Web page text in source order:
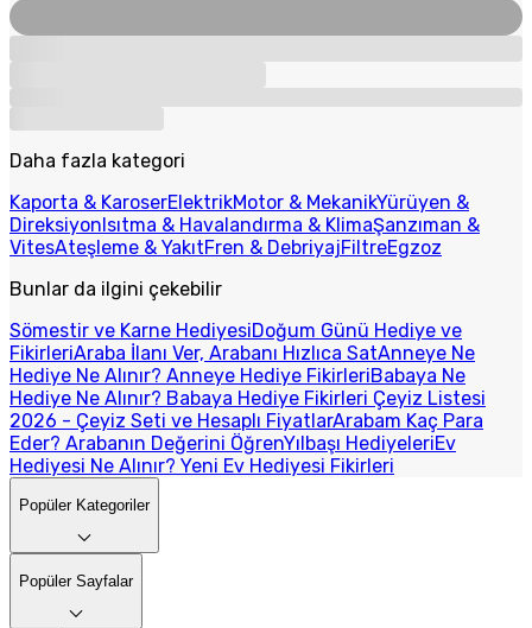
Daha fazla kategori
Kaporta & KaroserElektrikMotor & MekanikYürüyen &
DireksiyonIsıtma & Havalandırma & KlimaŞanzıman &
VitesAteşleme & YakıtFren & DebriyajFiltreEgzoz
Bunlar da ilgini çekebilir
Sömestir ve Karne HediyesiDoğum Günü Hediye ve
FikirleriAraba İlanı Ver, Arabanı Hızlıca SatAnneye Ne
Hediye Ne Alınır? Anneye Hediye FikirleriBabaya Ne
Hediye Ne Alınır? Babaya Hediye Fikirleri Çeyiz Listesi
2026 - Çeyiz Seti ve Hesaplı FiyatlarArabam Kaç Para
Eder? Arabanın Değerini ÖğrenYılbaşı HediyeleriEv
Hediyesi Ne Alınır? Yeni Ev Hediyesi Fikirleri
Popüler Kategoriler
Popüler Sayfalar